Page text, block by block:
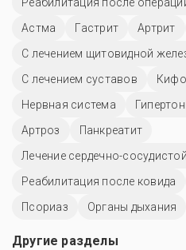
Реабилитация после
Астма
Гастрит Артрит
С лечением щитовидной
С лечением суставов
Нервная система
Артроз
Панкреатит
Лечение сердечно-
Реабилитация после ковида
Псориаз
Органы дыхания
Другие разделы